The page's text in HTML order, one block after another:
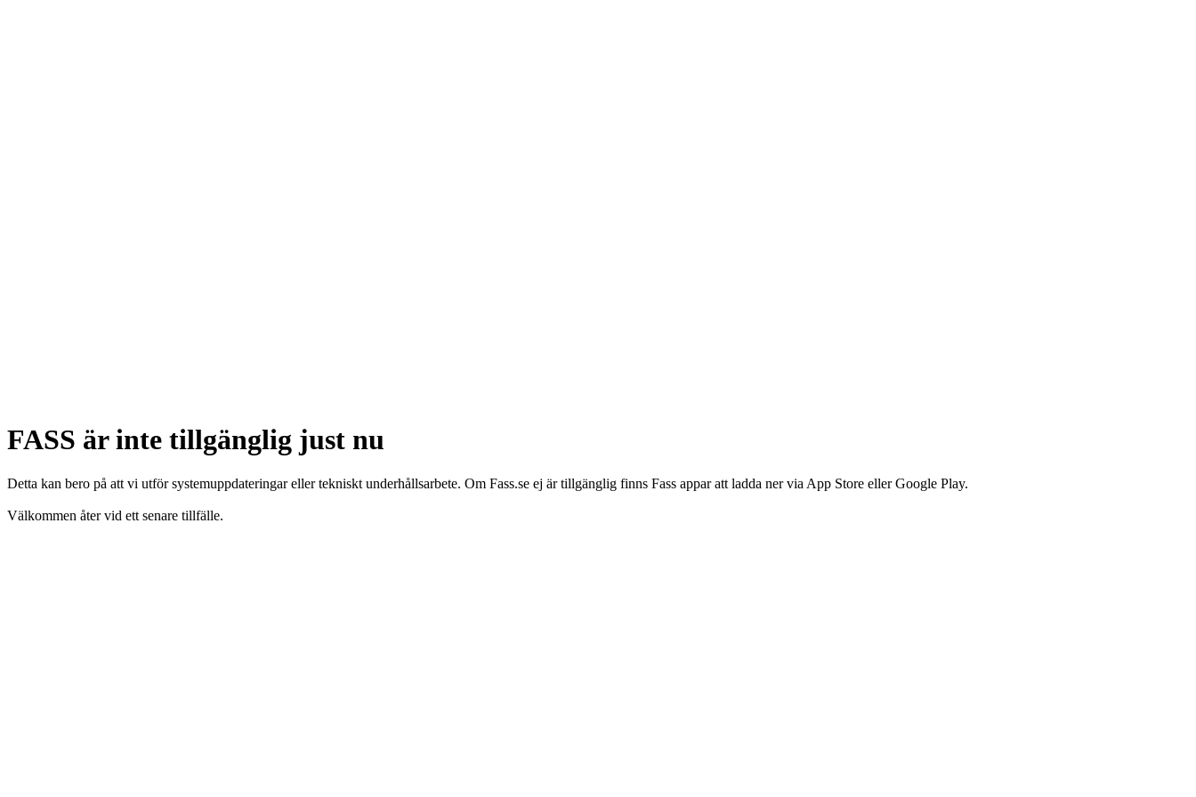
FASS är inte tillgänglig just nu
Detta kan bero på att vi utför systemuppdateringar eller tekniskt underhållsarbete. Om Fass.se ej är tillgänglig finns Fass appar att ladda ner via App Store eller Google Play.
Välkommen åter vid ett senare tillfälle.